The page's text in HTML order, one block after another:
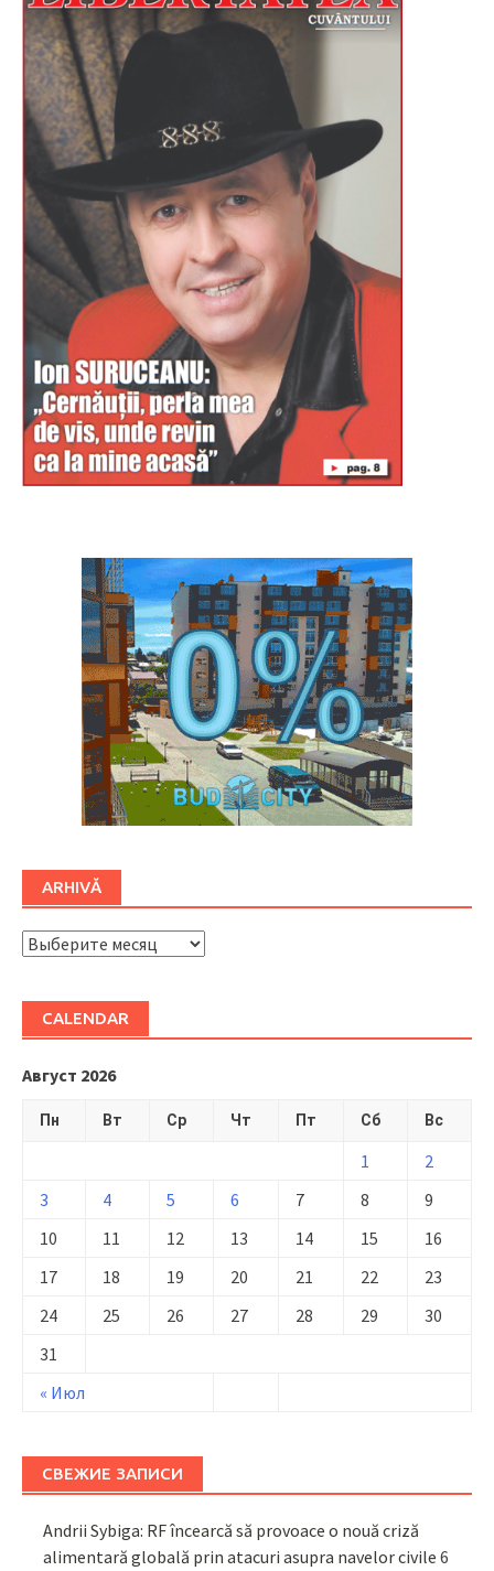
ARHIVĂ
ARHIVĂ
CALENDAR
Август 2026
Пн Вт Ср Чт Пт Сб Вс
« Июл
1
2
3
4 5 6 7 8
9
10
11 12 13 14 15
16
17
18 19 20 21 22
23
24
25 26 27 28 29
30
31
СВЕЖИЕ ЗАПИСИ
Andrii Sybiga: RF încearcă să provoace o nouă criză
alimentară globală prin atacuri asupra navelor civile 6